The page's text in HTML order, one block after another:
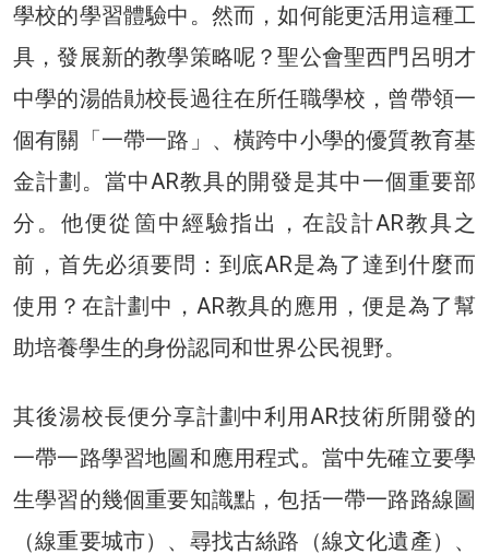
學校的學習體驗中。然而，如何能更活用這種工
具，發展新的教學策略呢？聖公會聖西門呂明才
中學的湯皓勛校長過往在所任職學校，曾帶領一
個有關「一帶一路」、橫跨中小學的優質教育基
金計劃。當中AR教具的開發是其中一個重要部
分。他便從箇中經驗指出，在設計AR教具之
前，首先必須要問：到底AR是為了達到什麼而
使用？在計劃中，AR教具的應用，便是為了幫
助培養學生的身份認同和世界公民視野。
其後湯校長便分享計劃中利用AR技術所開發的
一帶一路學習地圖和應用程式。當中先確立要學
生學習的幾個重要知識點，包括一帶一路路線圖
（線重要城市）、尋找古絲路（線文化遺產）、